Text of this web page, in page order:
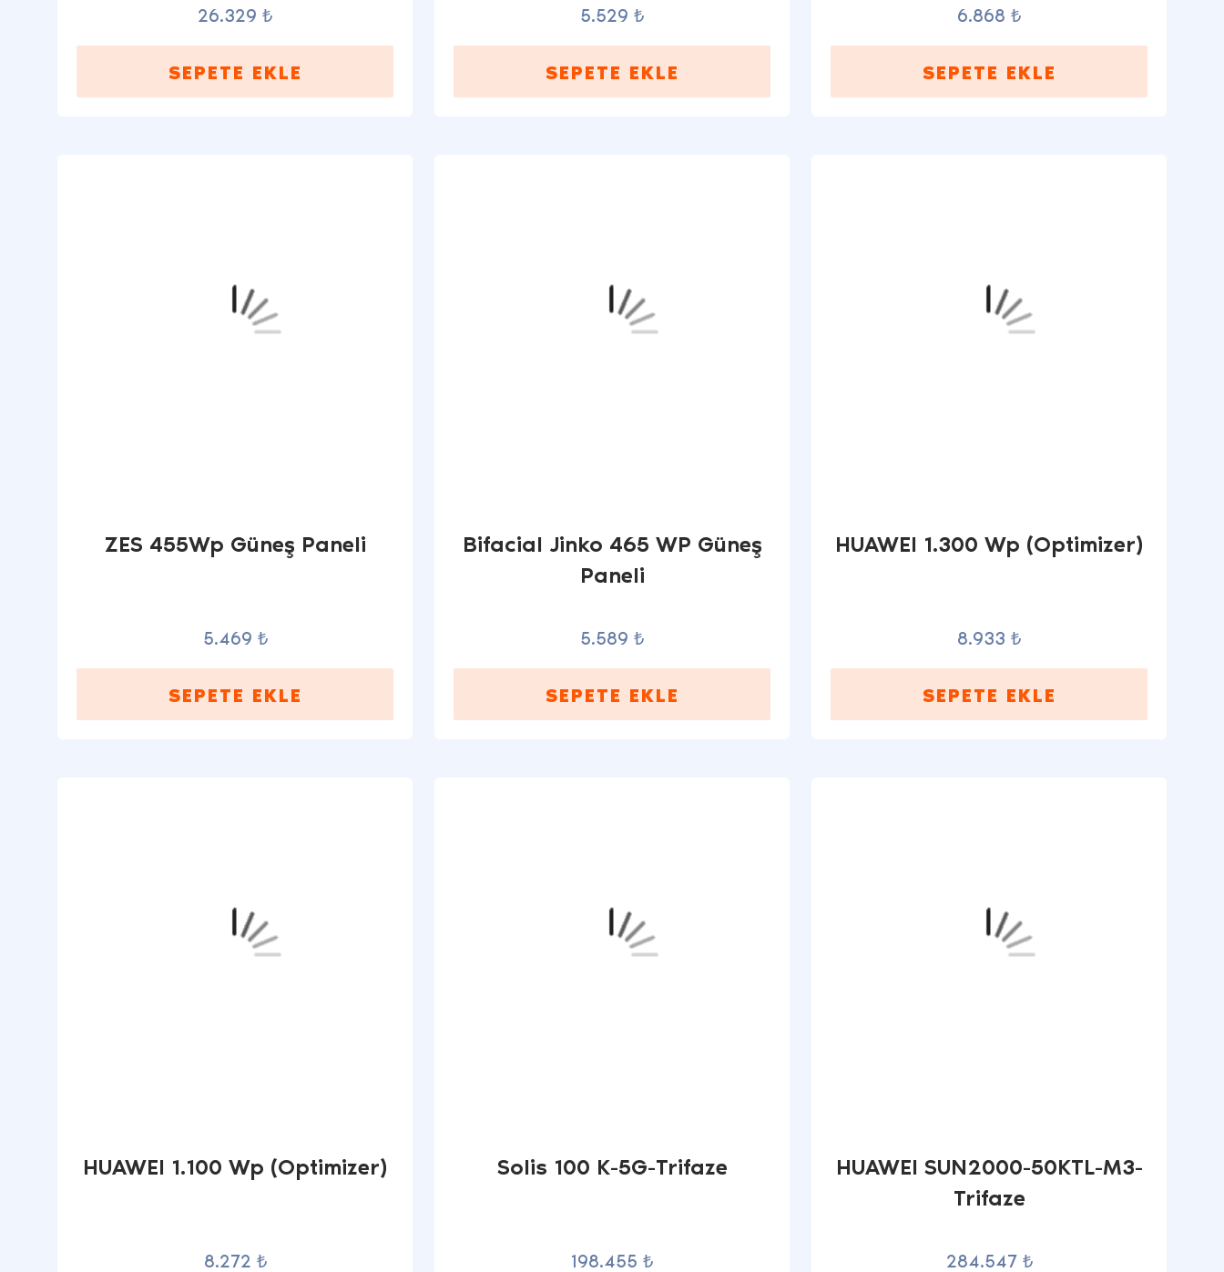
26.329 ₺
SEPETE EKLE
5.529 ₺
SEPETE EKLE
6.868 ₺
SEPETE EKLE
ZES 455Wp Güneş Paneli
5.469 ₺
SEPETE EKLE
Bifacial Jinko 465 WP Güneş
Paneli
5.589 ₺
SEPETE EKLE
HUAWEI 1.300 Wp (Optimizer)
8.933 ₺
SEPETE EKLE
HUAWEI 1.100 Wp (Optimizer)
8.272 ₺
Solis 100 K-5G-Trifaze
198.455 ₺
HUAWEI SUN2000-50KTL-M3-
Trifaze
284.547 ₺